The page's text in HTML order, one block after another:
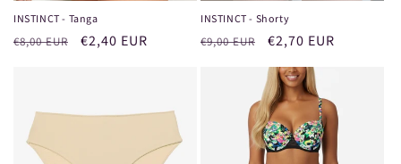
INSTINCT - Tanga
Prix
€8,00 EUR
Prix
€2,40 EUR
INSTINCT - Shorty
Prix
€9,00 EUR
Prix
promotionnel
€2,70 EUR